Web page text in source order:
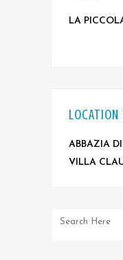
LA
LOCATION
ABBAZIA
VILLA